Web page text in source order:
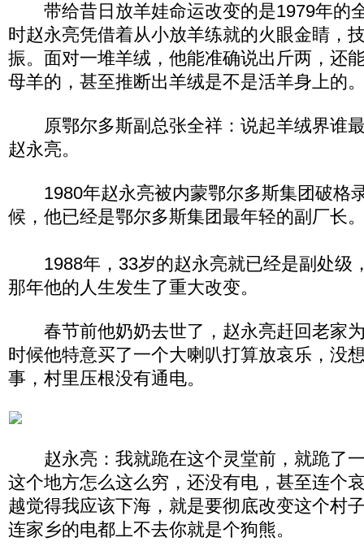
带给昔日放羊娃命运改变的是1979年的
时赵永亮凭借着从小放羊练就的火眼金睛，
振。面对一堆羊绒，他能准确说出斤两，还
母羊的，甚至推断出羊绒是不是活羊身上的
原鄂尔多斯副总张全祥：说起羊绒界谁
赵永亮。
1980年赵永亮被内蒙鄂尔多斯集团破格
候，他已经是鄂尔多斯集团最年轻的副厂长
1988年，33岁的赵永亮就已经是副处级
那年他的人生发生了重大改变。
春节前他奶奶去世了，赵永亮赶回老家
时候他特意买了一个大喇叭打算放哀乐，没
事，村里压根没有通电。
赵永亮：我就跪在这个灵堂前，就跪了
这个地方怎么这么穷，还没有电，甚至连个
越觉得我应该下海，就是要彻底改变这个村
连家乡的电都上不去你就是个狗熊。